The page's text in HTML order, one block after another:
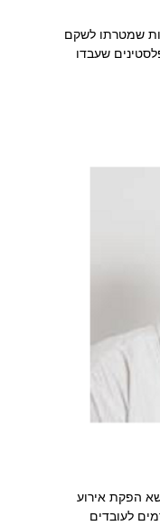
שמטרתו לשקם
שעבדו
הפקת אירוע
לעובדים